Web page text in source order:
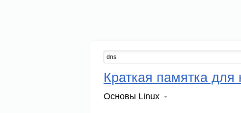
Краткая памятка для
Основы Linux